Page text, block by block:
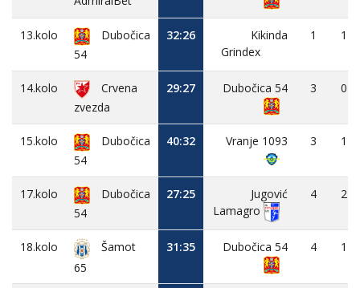
13.kolo
Dubočica
54
32:26
Kikinda
Grindex
1 1
14.kolo
Crvena
zvezda
29:27 Dubočica 54 3 0
15.kolo
Dubočica
54
40:32 Vranje 1093 3 1
17.kolo
Dubočica
54
27:25
Jugović
Lamagro
4 2
18.kolo
Šamot
65
31:35 Dubočica 54 4 1